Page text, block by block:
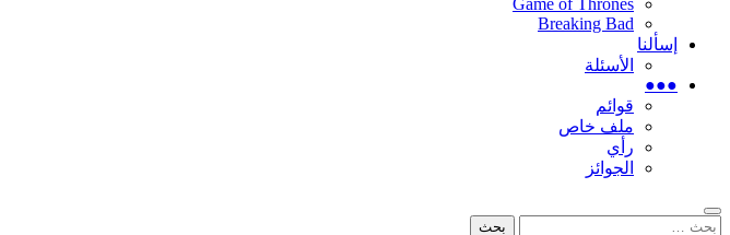
Game of Thrones
Breaking Bad
إسألنا
الأسئلة
●●●
قوائم
ملف خاص
رأي
الجوائز
بحث
البحث